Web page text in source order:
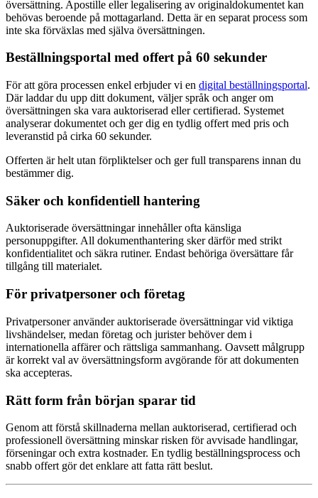
översättning. Apostille eller legalisering av originaldokumentet kan
behövas beroende på mottagarland. Detta är en separat process som
inte ska förväxlas med själva översättningen.
Beställningsportal med offert på 60 sekunder
För att göra processen enkel erbjuder vi en digital beställningsportal.
Där laddar du upp ditt dokument, väljer språk och anger om
översättningen ska vara auktoriserad eller certifierad. Systemet
analyserar dokumentet och ger dig en tydlig offert med pris och
leveranstid på cirka 60 sekunder.
Offerten är helt utan förpliktelser och ger full transparens innan du
bestämmer dig.
Säker och konfidentiell hantering
Auktoriserade översättningar innehåller ofta känsliga
personuppgifter. All dokumenthantering sker därför med strikt
konfidentialitet och säkra rutiner. Endast behöriga översättare får
tillgång till materialet.
För privatpersoner och företag
Privatpersoner använder auktoriserade översättningar vid viktiga
livshändelser, medan företag och jurister behöver dem i
internationella affärer och rättsliga sammanhang. Oavsett målgrupp
är korrekt val av översättningsform avgörande för att dokumenten
ska accepteras.
Rätt form från början sparar tid
Genom att förstå skillnaderna mellan auktoriserad, certifierad och
professionell översättning minskar risken för avvisade handlingar,
förseningar och extra kostnader. En tydlig beställningsprocess och
snabb offert gör det enklare att fatta rätt beslut.